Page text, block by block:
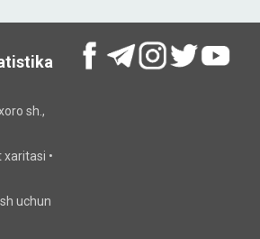
sh.,
xaritasi •
uchun